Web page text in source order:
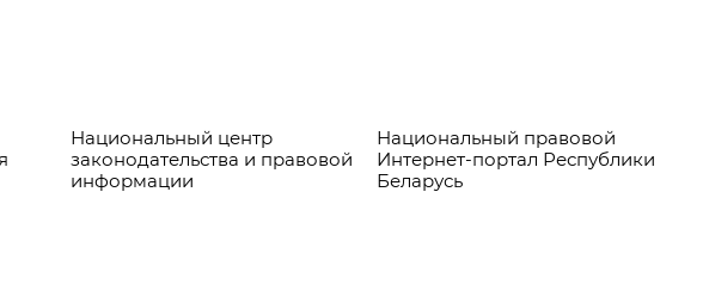
Национальный центр
законодательства и правовой
информации
Национальный правовой
Интернет-портал Республики
Беларусь